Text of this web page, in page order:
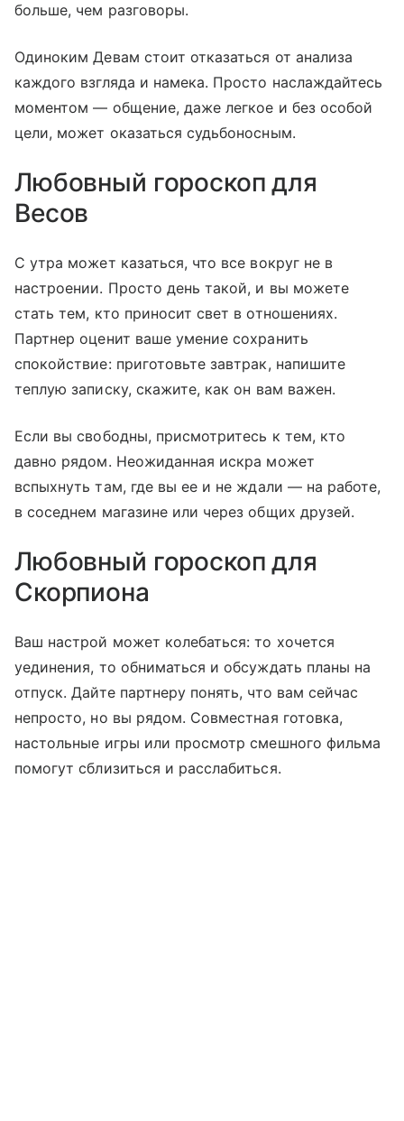
больше, чем разговоры.
Одиноким Девам стоит отказаться от анализа
каждого взгляда и намека. Просто наслаждайтесь
моментом — общение, даже легкое и без особой
цели, может оказаться судьбоносным.
Любовный гороскоп для
Весов
С утра может казаться, что все вокруг не в
настроении. Просто день такой, и вы можете
стать тем, кто приносит свет в отношениях.
Партнер оценит ваше умение сохранить
спокойствие: приготовьте завтрак, напишите
теплую записку, скажите, как он вам важен.
Если вы свободны, присмотритесь к тем, кто
давно рядом. Неожиданная искра может
вспыхнуть там, где вы ее и не ждали — на работе,
в соседнем магазине или через общих друзей.
Любовный гороскоп для
Скорпиона
Ваш настрой может колебаться: то хочется
уединения, то обниматься и обсуждать планы на
отпуск. Дайте партнеру понять, что вам сейчас
непросто, но вы рядом. Совместная готовка,
настольные игры или просмотр смешного фильма
помогут сблизиться и расслабиться.